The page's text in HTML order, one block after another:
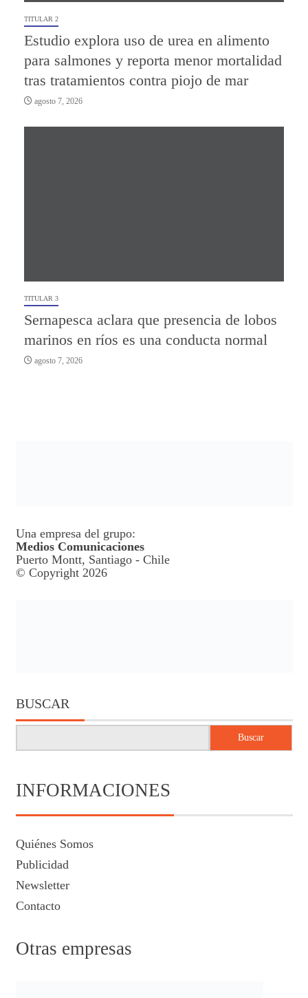
TITULAR 2
Estudio explora uso de urea en alimento
para salmones y reporta menor mortalidad
tras tratamientos contra piojo de mar
agosto 7, 2026
TITULAR 3
Sernapesca aclara que presencia de lobos
marinos en ríos es una conducta normal
agosto 7, 2026
Una empresa del grupo:
Medios Comunicaciones
Puerto Montt, Santiago - Chile
© Copyright 2026
BUSCAR
Buscar
INFORMACIONES
Quiénes Somos
Publicidad
Newsletter
Contacto
Otras empresas